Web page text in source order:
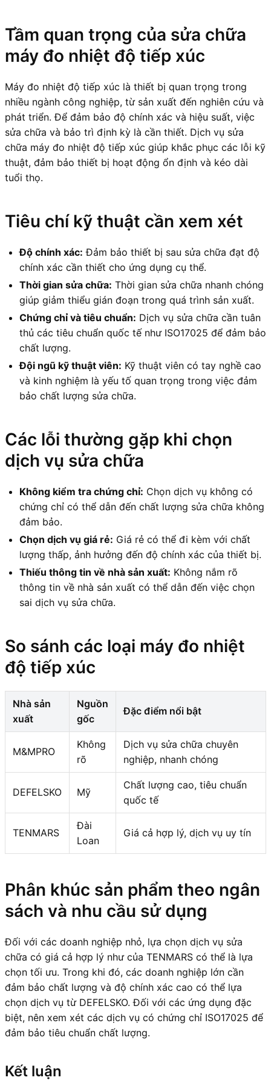
Tầm quan trọng của sửa chữa
máy đo nhiệt độ tiếp xúc
Máy đo nhiệt độ tiếp xúc là thiết bị quan trọng trong
nhiều ngành công nghiệp, từ sản xuất đến nghiên cứu và
phát triển. Để đảm bảo độ chính xác và hiệu suất, việc
sửa chữa và bảo trì định kỳ là cần thiết. Dịch vụ sửa
chữa máy đo nhiệt độ tiếp xúc giúp khắc phục các lỗi kỹ
thuật, đảm bảo thiết bị hoạt động ổn định và kéo dài
tuổi thọ.
Tiêu chí kỹ thuật cần xem xét
Độ chính xác: Đảm bảo thiết bị sau sửa chữa đạt độ
chính xác cần thiết cho ứng dụng cụ thể.
Thời gian sửa chữa: Thời gian sửa chữa nhanh chóng
giúp giảm thiểu gián đoạn trong quá trình sản xuất.
Chứng chỉ và tiêu chuẩn: Dịch vụ sửa chữa cần tuân
thủ các tiêu chuẩn quốc tế như ISO17025 để đảm bảo
chất lượng.
Đội ngũ kỹ thuật viên: Kỹ thuật viên có tay nghề cao
và kinh nghiệm là yếu tố quan trọng trong việc đảm
bảo chất lượng sửa chữa.
Các lỗi thường gặp khi chọn
dịch vụ sửa chữa
Không kiểm tra chứng chỉ: Chọn dịch vụ không có
chứng chỉ có thể dẫn đến chất lượng sửa chữa không
đảm bảo.
Chọn dịch vụ giá rẻ: Giá rẻ có thể đi kèm với chất
lượng thấp, ảnh hưởng đến độ chính xác của thiết bị.
Thiếu thông tin về nhà sản xuất: Không nắm rõ
thông tin về nhà sản xuất có thể dẫn đến việc chọn
sai dịch vụ sửa chữa.
So sánh các loại máy đo nhiệt
độ tiếp xúc
Nhà sản
xuất
Nguồn
gốc
Đặc điểm nổi bật
M&MPRO
Không
rõ
Dịch vụ sửa chữa chuyên
nghiệp, nhanh chóng
DEFELSKO Mỹ
Chất lượng cao, tiêu chuẩn
quốc tế
TENMARS
Đài
Loan
Giá cả hợp lý, dịch vụ uy tín
Phân khúc sản phẩm theo ngân
sách và nhu cầu sử dụng
Đối với các doanh nghiệp nhỏ, lựa chọn dịch vụ sửa
chữa có giá cả hợp lý như của TENMARS có thể là lựa
chọn tối ưu. Trong khi đó, các doanh nghiệp lớn cần
đảm bảo chất lượng và độ chính xác cao có thể lựa
chọn dịch vụ từ DEFELSKO. Đối với các ứng dụng đặc
biệt, nên xem xét các dịch vụ có chứng chỉ ISO17025 để
đảm bảo tiêu chuẩn chất lượng.
Kết luận